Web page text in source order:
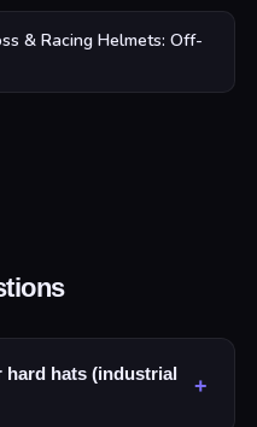
& Racing Helmets: Off-
hard hats (industrial
+